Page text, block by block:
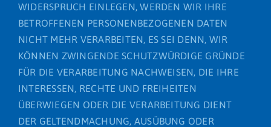
WIDERSPRUCH EINLEGEN, WERDEN WIR IHRE
BETROFFENEN PERSONENBEZOGENEN DATEN
NICHT MEHR VERARBEITEN, ES SEI DENN, WIR
KÖNNEN ZWINGENDE SCHUTZWÜRDIGE GRÜNDE
FÜR DIE VERARBEITUNG NACHWEISEN, DIE IHRE
INTERESSEN, RECHTE UND FREIHEITEN
ÜBERWIEGEN ODER DIE VERARBEITUNG DIENT
DER GELTENDMACHUNG, AUSÜBUNG ODER